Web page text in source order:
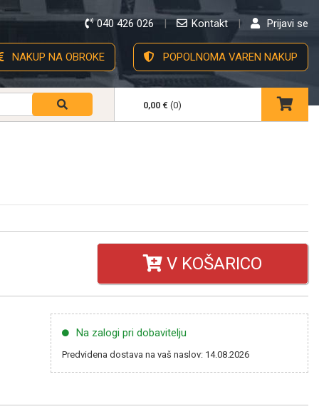
040 426 026 Kontakt Prijavi se
NAKUP NA OBROKE POPOLNOMA VAREN NAKUP
0,00 € (0)
V KOŠARICO
Na zalogi pri dobavitelju
Predvidena dostava na vaš naslov: 14.08.2026